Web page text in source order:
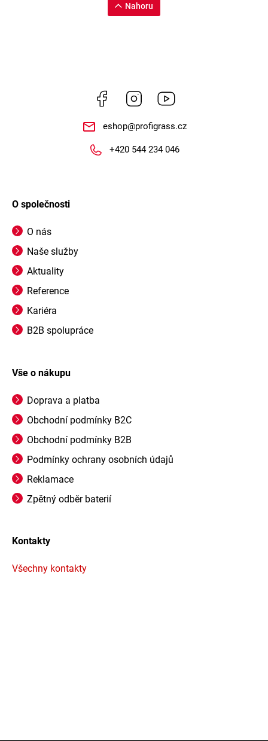
Nahoru
Facebook Instagram
eshop@profigrass.cz
+420 544 234 046
O společnosti
O nás
Naše služby
Aktuality
Reference
Kariéra
B2B spolupráce
Vše o nákupu
Doprava a platba
Obchodní podmínky B2C
Obchodní podmínky B2B
Podmínky ochrany osobních údajů
Reklamace
Zpětný odběr baterií
Kontakty
Všechny kontakty